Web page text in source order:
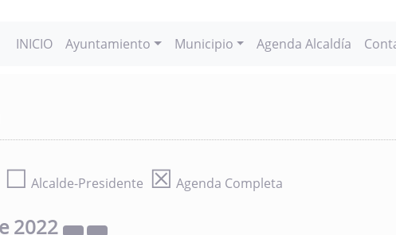
INICIO Ayuntamiento Municipio Agenda Alcaldía
☐ Alcalde-Presidente ☒ Agenda Completa
2022